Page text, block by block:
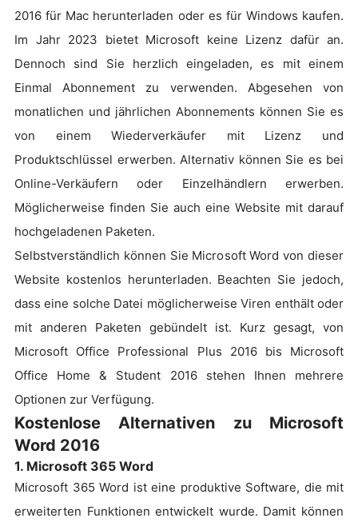
2016 für Mac herunterladen oder es für Windows kaufen.
Im Jahr 2023 bietet Microsoft keine Lizenz dafür an.
Dennoch sind Sie herzlich eingeladen, es mit einem
Einmal Abonnement zu verwenden. Abgesehen von
monatlichen und jährlichen Abonnements können Sie es
von einem Wiederverkäufer mit Lizenz und
Produktschlüssel erwerben. Alternativ können Sie es bei
Online-Verkäufern oder Einzelhändlern erwerben.
Möglicherweise finden Sie auch eine Website mit darauf
hochgeladenen Paketen.
Selbstverständlich können Sie Microsoft Word von dieser
Website kostenlos herunterladen. Beachten Sie jedoch,
dass eine solche Datei möglicherweise Viren enthält oder
mit anderen Paketen gebündelt ist. Kurz gesagt, von
Microsoft Office Professional Plus 2016 bis Microsoft
Office Home & Student 2016 stehen Ihnen mehrere
Optionen zur Verfügung.
Kostenlose Alternativen zu Microsoft
Word 2016
1. Microsoft 365 Word
Microsoft 365 Word ist eine produktive Software, die mit
erweiterten Funktionen entwickelt wurde. Damit können